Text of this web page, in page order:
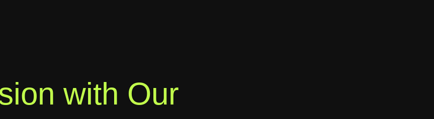
with Our